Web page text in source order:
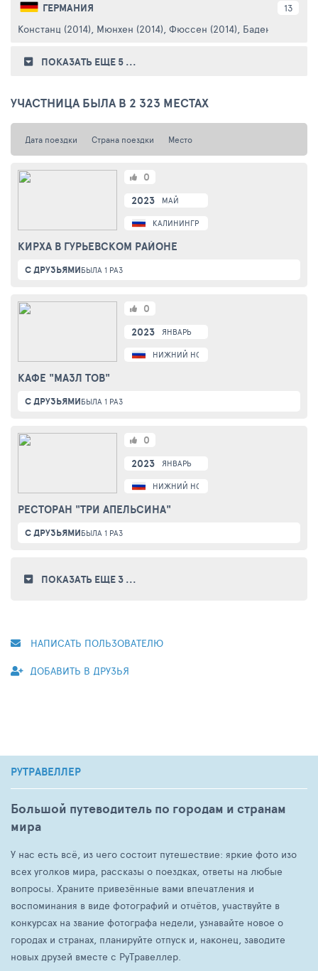
ГЕРМАНИЯ 13
Констанц (2014), Мюнхен (2014), Фюссен (2014), Баден-
ПОКАЗАТЬ ЕЩЕ 5 ...
УЧАСТНИЦА БЫЛА В 2 323 МЕСТАХ
Дата поездки Страна поездки Место
2023 МАЙ
КАЛИНИНГРАДСКАЯ ОБЛАСТЬ
КИРХА В ГУРЬЕВСКОМ РАЙОНЕ
0
С ДРУЗЬЯМИБЫЛА 1 РАЗ
2023 ЯНВАРЬ
НИЖНИЙ НОВГОРОД
КАФЕ "МАЗЛ ТОВ"
0
С ДРУЗЬЯМИБЫЛА 1 РАЗ
2023 ЯНВАРЬ
НИЖНИЙ НОВГОРОД
РЕСТОРАН "ТРИ АПЕЛЬСИНА"
0
С ДРУЗЬЯМИБЫЛА 1 РАЗ
ПОКАЗАТЬ ЕЩЕ 3 ...
НАПИСАТЬ ПОЛЬЗОВАТЕЛЮ
ДОБАВИТЬ В ДРУЗЬЯ
РУТРАВЕЛЛЕР
Большой путеводитель по городам и странам
мира
У нас есть всё, из чего состоит путешествие: яркие фото изо
всех уголков мира, рассказы о поездках, ответы на любые
вопросы. Храните привезённые вами впечатления и
воспоминания в виде фотографий и отчётов, участвуйте в
конкурсах на звание фотографа недели, узнавайте новое о
городах и странах, планируйте отпуск и, наконец, заводите
новых друзей вместе с РуТравеллер.